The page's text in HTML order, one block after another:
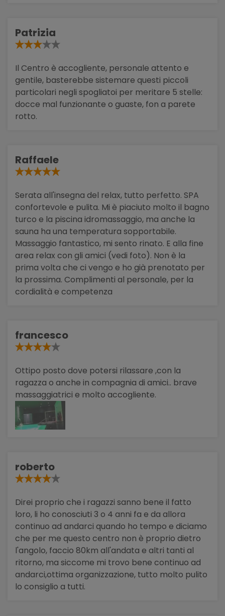
Patrizia
Il Centro è accogliente, personale attento e
gentile, basterebbe sistemare questi piccoli
particolari negli spogliatoi per meritare 5 stelle:
docce mal funzionante o guaste, fon a parete
rotto.
Raffaele
Serata all'insegna del relax, tutto perfetto. SPA
confortevole e pulita. Mi è piaciuto molto il bagno
turco e la piscina idromassaggio, ma anche la
sauna ha una temperatura sopportabile.
Massaggio fantastico, mi sento rinato. E alla fine
area relax con gli amici (vedi foto). Non è la
prima volta che ci vengo e ho già prenotato per
la prossima. Complimenti al personale, per la
cordialità e competenza
francesco
Ottipo posto dove potersi rilassare ,con la
ragazza o anche in compagnia di amici.. brave
massaggiatrici e molto accogliente.
roberto
Direi proprio che i ragazzi sanno bene il fatto
loro, li ho conosciuti 3 o 4 anni fa e da allora
continuo ad andarci quando ho tempo e diciamo
che per me questo centro non è proprio dietro
l'angolo, faccio 80km all'andata e altri tanti al
ritorno, ma siccome mi trovo bene continuo ad
andarci,ottima organizzazione, tutto molto pulito
lo consiglio a tutti.